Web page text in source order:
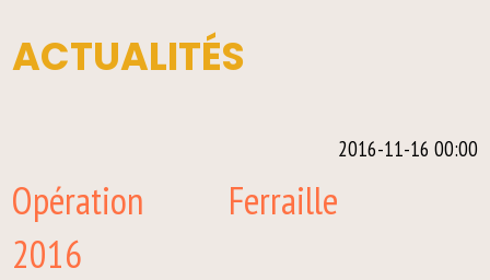
ACTUALITÉS
2016-11-16 00:00
Opération Ferraille
2016